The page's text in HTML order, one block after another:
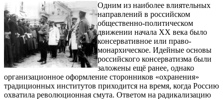
Одним из наиболее влиятельных
направлений в российском
общественно-политическом
движении начала XX века было
консервативное или право-
монархическое. Идейные основы
российского консерватизма были
заложены ещё ранее, однако
организационное оформление сторонников «охранения»
традиционных институтов приходится на время, когда Россию
охватила революционная смута. Ответом на радикализацию